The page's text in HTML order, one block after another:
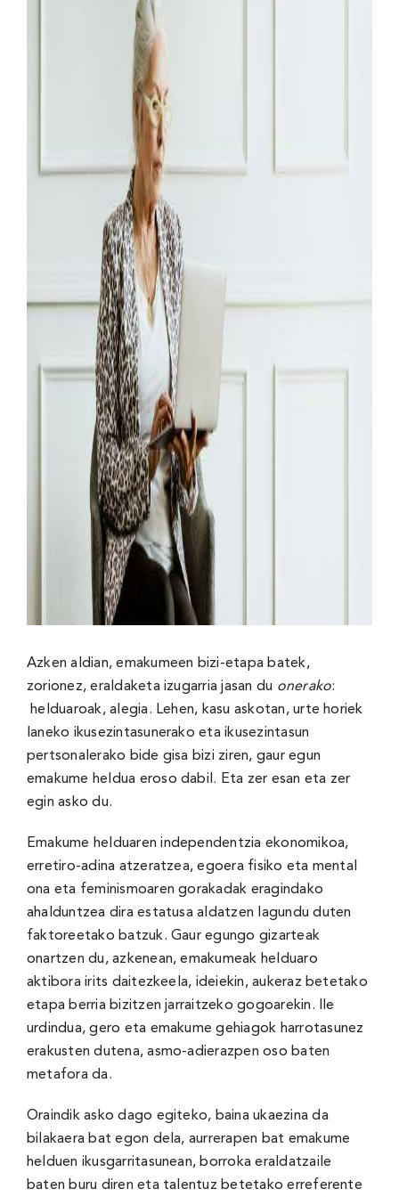
Azken aldian, emakumeen bizi-etapa batek,
zorionez, eraldaketa izugarria jasan du onerako:
helduaroak, alegia. Lehen, kasu askotan, urte horiek
laneko ikusezintasunerako eta ikusezintasun
pertsonalerako bide gisa bizi ziren, gaur egun
emakume heldua eroso dabil. Eta zer esan eta zer
egin asko du.
Emakume helduaren independentzia ekonomikoa,
erretiro-adina atzeratzea, egoera fisiko eta mental
ona eta feminismoaren gorakadak eragindako
ahalduntzea dira estatusa aldatzen lagundu duten
faktoreetako batzuk. Gaur egungo gizarteak
onartzen du, azkenean, emakumeak helduaro
aktibora irits daitezkeela, ideiekin, aukeraz betetako
etapa berria bizitzen jarraitzeko gogoarekin. Ile
urdindua, gero eta emakume gehiagok harrotasunez
erakusten dutena, asmo-adierazpen oso baten
metafora da.
Oraindik asko dago egiteko, baina ukaezina da
bilakaera bat egon dela, aurrerapen bat emakume
helduen ikusgarritasunean, borroka eraldatzaile
baten buru diren eta talentuz betetako erreferente